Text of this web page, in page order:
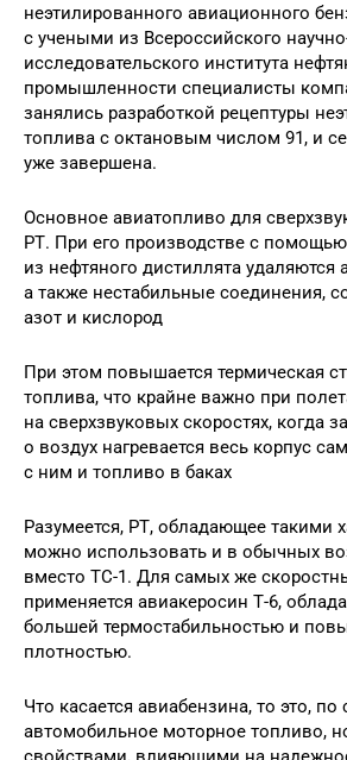
неэтилированного авиационного
с учеными из Всероссийского
исследовательского института
промышленности специалисты
занялись разработкой рецептуры
топлива с октановым числом 91, и
уже завершена.
Основное авиатопливо для
РТ. При его производстве с
из нефтяного дистиллята удаляются
а также нестабильные соединения,
азот и кислород
При этом повышается термическая
топлива, что крайне важно при
на сверхзвуковых скоростях, когда
о воздух нагревается весь корпус
с ним и топливо в баках
Разумеется, РТ, обладающее такими
можно использовать и в обычных
вместо ТС-1. Для самых же
применяется авиакеросин Т-6,
большей термостабильностью и
плотностью.
Что касается авиабензина, то это, по
автомобильное моторное топливо,